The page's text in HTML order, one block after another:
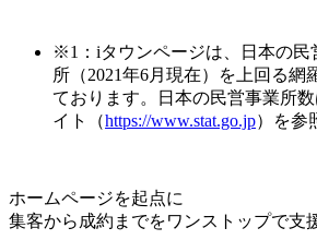
※1：iタウンページは、日本の民
所（2021年6月現在）を上回る網
ております。日本の民営事業所
イト（https://www.stat.go.jp）を参
ホームページを起点に
集客から成約までをワンストップで支